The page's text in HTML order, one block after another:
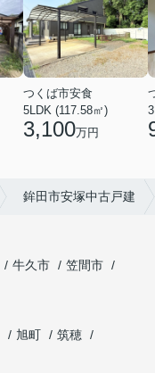
つくば市安食
5LDK (117.58㎡)
3,100万円
鉾田市安塚中古戸建
牛久市
笠間市
旭町
筑穂